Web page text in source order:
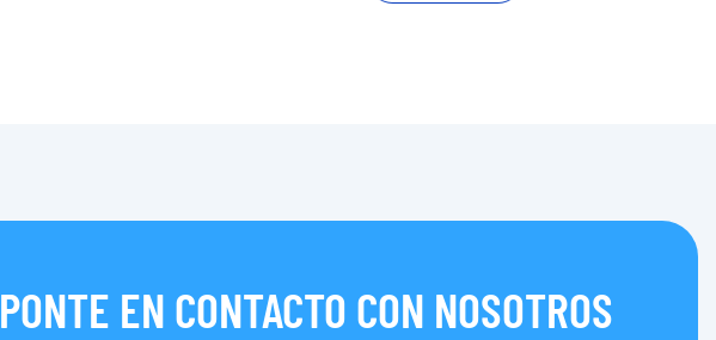
PONTE EN CONTACTO CON NOSOTROS